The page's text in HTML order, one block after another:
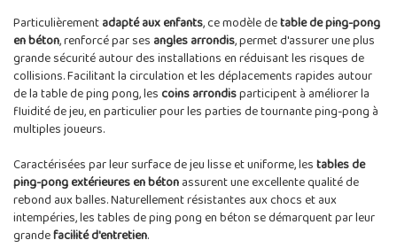
Particulièrementadapté aux enfants, ce modèle detable de ping-pong
en béton, renforcé par ses angles arrondis, permet d'assurer une plus
grande sécurité autour des installations en réduisant les risques de
collisions. Facilitant la circulation et les déplacements rapides autour
de la table de ping pong, lescoins arrondisparticipent à améliorer la
fluidité de jeu, en particulier pour les parties de tournante ping-pong à
multiples joueurs.
Caractérisées par leur surface de jeu lisse et uniforme, lestables de
ping-pong extérieures en bétonassurent une excellente qualité de
rebond aux balles. Naturellement résistantes aux chocs et aux
intempéries, les tables de ping pong en béton se démarquent par leur
grandefacilité d'entretien.